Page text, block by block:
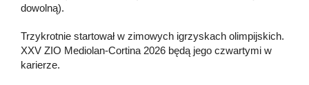
dowolną).
Trzykrotnie startował w zimowych igrzyskach olimpijskich.
XXV ZIO Mediolan-Cortina 2026 będą jego czwartymi w
karierze.